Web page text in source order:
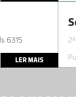
6315
LER MAIS